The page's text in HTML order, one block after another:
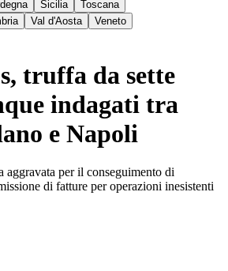
Sicilia
Toscana
Val d'Aosta Veneto
truffa da sette
indagati tra
e Napoli
aggravata per il conseguimento di
di fatture per operazioni inesistenti